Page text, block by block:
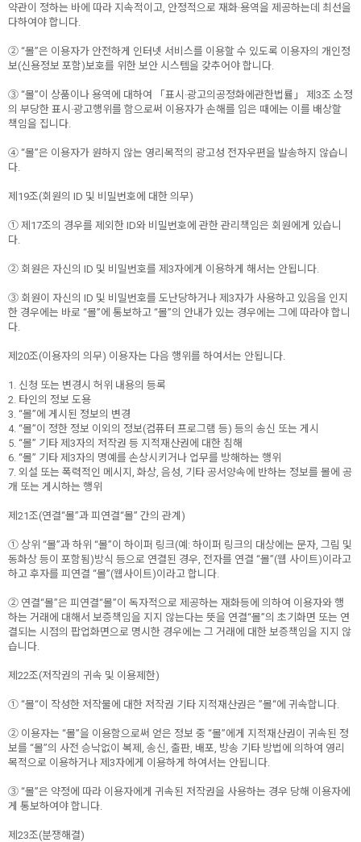
약관이 정하는 바에 따라 지속적이고, 안정적으로 재화·용역을 제공하는데 최선을
다하여야 합니다.
② “몰”은 이용자가 안전하게 인터넷 서비스를 이용할 수 있도록 이용자의 개인정
보(신용정보 포함)보호를 위한 보안 시스템을 갖추어야 합니다.
③ “몰”이 상품이나 용역에 대하여 「표시·광고의공정화에관한법률」 제3조 소정
의 부당한 표시·광고행위를 함으로써 이용자가 손해를 입은 때에는 이를 배상할
책임을 집니다.
④ “몰”은 이용자가 원하지 않는 영리목적의 광고성 전자우편을 발송하지 않습니
다.
제19조(회원의 ID 및 비밀번호에 대한 의무)
① 제17조의 경우를 제외한 ID와 비밀번호에 관한 관리책임은 회원에게 있습니
다.
② 회원은 자신의 ID 및 비밀번호를 제3자에게 이용하게 해서는 안됩니다.
③ 회원이 자신의 ID 및 비밀번호를 도난당하거나 제3자가 사용하고 있음을 인지
한 경우에는 바로 “몰”에 통보하고 “몰”의 안내가 있는 경우에는 그에 따라야 합니
다.
제20조(이용자의 의무) 이용자는 다음 행위를 하여서는 안됩니다.
1. 신청 또는 변경시 허위 내용의 등록
2. 타인의 정보 도용
3. “몰”에 게시된 정보의 변경
4. “몰”이 정한 정보 이외의 정보(컴퓨터 프로그램 등) 등의 송신 또는 게시
5. “몰” 기타 제3자의 저작권 등 지적재산권에 대한 침해
6. “몰” 기타 제3자의 명예를 손상시키거나 업무를 방해하는 행위
7. 외설 또는 폭력적인 메시지, 화상, 음성, 기타 공서양속에 반하는 정보를 몰에 공
개 또는 게시하는 행위
제21조(연결“몰”과 피연결“몰” 간의 관계)
① 상위 “몰”과 하위 “몰”이 하이퍼 링크(예: 하이퍼 링크의 대상에는 문자, 그림 및
동화상 등이 포함됨)방식 등으로 연결된 경우, 전자를 연결 “몰”(웹 사이트)이라고
하고 후자를 피연결 “몰”(웹사이트)이라고 합니다.
② 연결“몰”은 피연결“몰”이 독자적으로 제공하는 재화등에 의하여 이용자와 행
하는 거래에 대해서 보증책임을 지지 않는다는 뜻을 연결“몰”의 초기화면 또는 연
결되는 시점의 팝업화면으로 명시한 경우에는 그 거래에 대한 보증책임을 지지 않
습니다.
제22조(저작권의 귀속 및 이용제한)
① “몰“이 작성한 저작물에 대한 저작권 기타 지적재산권은 ”몰“에 귀속합니다.
② 이용자는 “몰”을 이용함으로써 얻은 정보 중 “몰”에게 지적재산권이 귀속된 정
보를 “몰”의 사전 승낙없이 복제, 송신, 출판, 배포, 방송 기타 방법에 의하여 영리
목적으로 이용하거나 제3자에게 이용하게 하여서는 안됩니다.
③ “몰”은 약정에 따라 이용자에게 귀속된 저작권을 사용하는 경우 당해 이용자에
게 통보하여야 합니다.
제23조(분쟁해결)